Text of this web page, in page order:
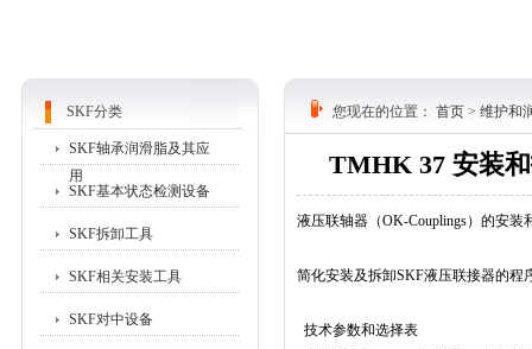
SKF分类
SKF轴承润滑脂及其应
用
SKF基本状态检测设备
SKF拆卸工具
SKF相关安装工具
SKF对中设备
您现在的位置： 首页 > 维护和
TMHK 37 安装
液压联轴器（OK-Couplings）的安装
简化安装及拆卸SKF液压联接器的程
技术参数和选择表